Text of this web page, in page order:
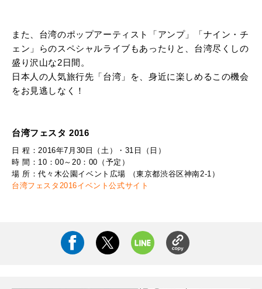
また、台湾のポップアーティスト「アンプ」「ナイン・チ
ェン」らのスペシャルライブもあったりと、台湾尽くしの
盛り沢山な2日間。
日本人の人気旅行先「台湾」を、身近に楽しめるこの機会
をお見逃しなく！
台湾フェスタ 2016
日 程：2016年7月30日（土）・31日（日）
時 間：10：00～20：00（予定）
場 所：代々木公園イベント広場 （東京都渋谷区神南2-1）
台湾フェスタ2016イベント公式サイト